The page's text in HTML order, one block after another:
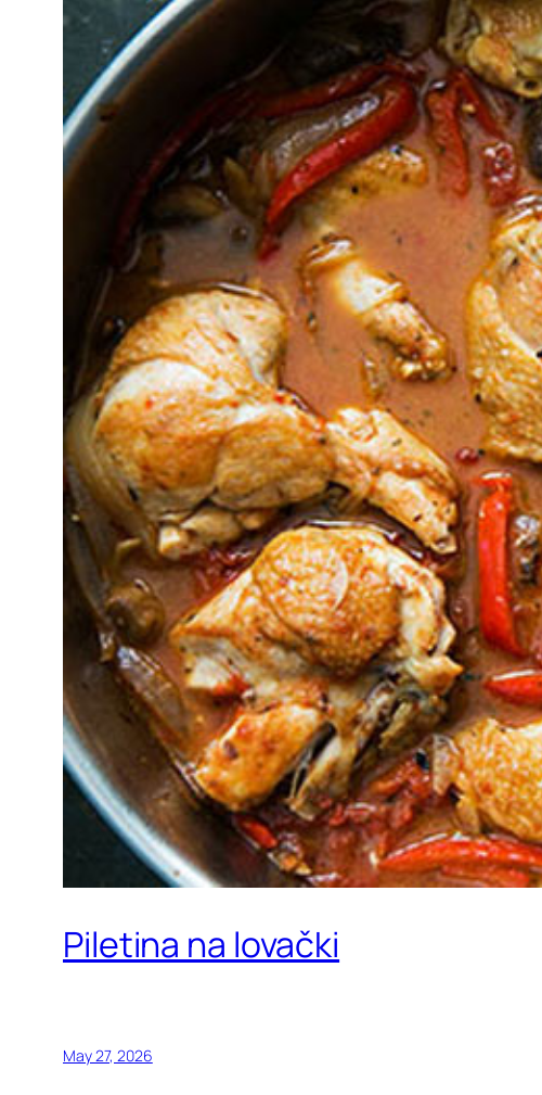
Piletina na lovački
May 27, 2026